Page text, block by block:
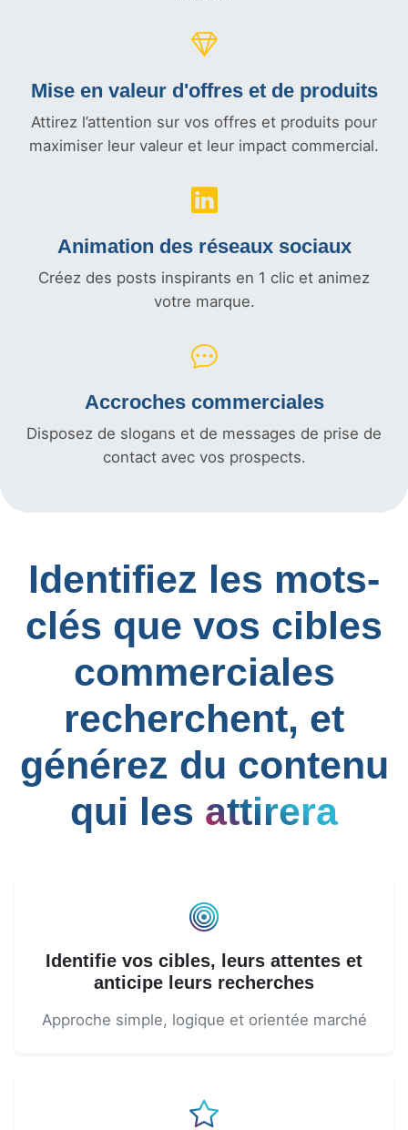
Mise en valeur d'offres et de produits
Attirez l’attention sur vos offres et produits pour
maximiser leur valeur et leur impact commercial.
Animation des réseaux sociaux
Créez des posts inspirants en 1 clic et animez
votre marque.
Accroches commerciales
Disposez de slogans et de messages de prise de
contact avec vos prospects.
Identifiez les mots-
clés que vos cibles
commerciales
recherchent, et
générez du contenu
qui les attirera
Identifie vos cibles, leurs attentes et
anticipe leurs recherches
Approche simple, logique et orientée marché